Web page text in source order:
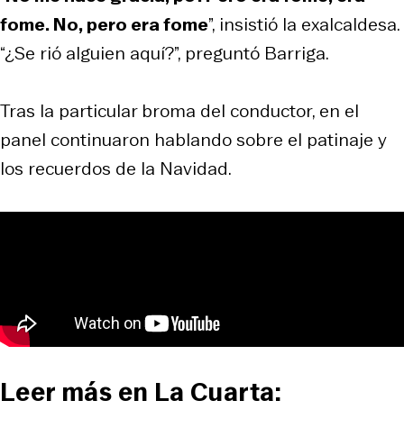
fome. No, pero era fome”, insistió la exalcaldesa.
“¿Se rió alguien aquí?”, preguntó Barriga.
Tras la particular broma del conductor, en el
panel continuaron hablando sobre el patinaje y
los recuerdos de la Navidad.
Leer más en La Cuarta: